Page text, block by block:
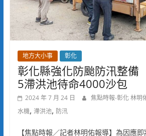
地方大小事 彰化
彰化縣強化防颱防汛整
5滯洪池待命4000沙包
2024 年 7 月 24 日 焦點時報-彰化 林明
水機, 滯洪池, 防汛
【焦點時報／記者林明佑報導】為因應即